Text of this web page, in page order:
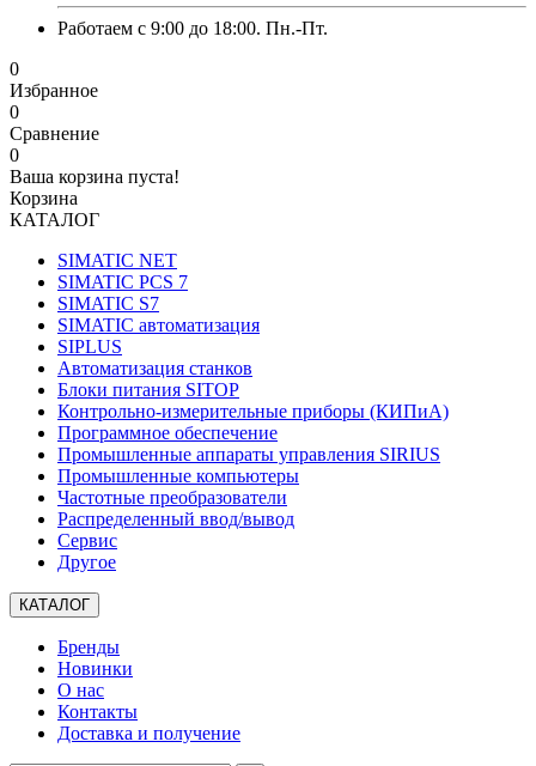
Работаем с 9:00 до 18:00. Пн.-Пт.
0
Избранное
0
Сравнение
0
Ваша корзина пуста!
Корзина
КАТАЛОГ
SIMATIC NET
SIMATIC PCS 7
SIMATIC S7
SIMATIC автоматизация
SIPLUS
Автоматизация станков
Блоки питания SITOP
Контрольно-измерительные приборы (КИПиА)
Программное обеспечение
Промышленные аппараты управления SIRIUS
Промышленные компьютеры
Частотные преобразователи
Распределенный ввод/вывод
Сервис
Другое
КАТАЛОГ
Бренды
Новинки
О нас
Контакты
Доставка и получение